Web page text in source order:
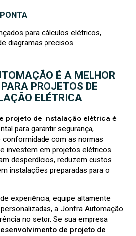
para cálculos elétricos,
diagramas precisos.
É A MELHOR
PROJETOS DE
ELÉTRICA
projeto de instalação elétrica é
para garantir segurança,
com as normas
investem em projetos elétricos
desperdícios, reduzem custos
instalações preparadas para o
experiência, equipe altamente
a Jonfra Automação
no setor. Se sua empresa
de projeto de